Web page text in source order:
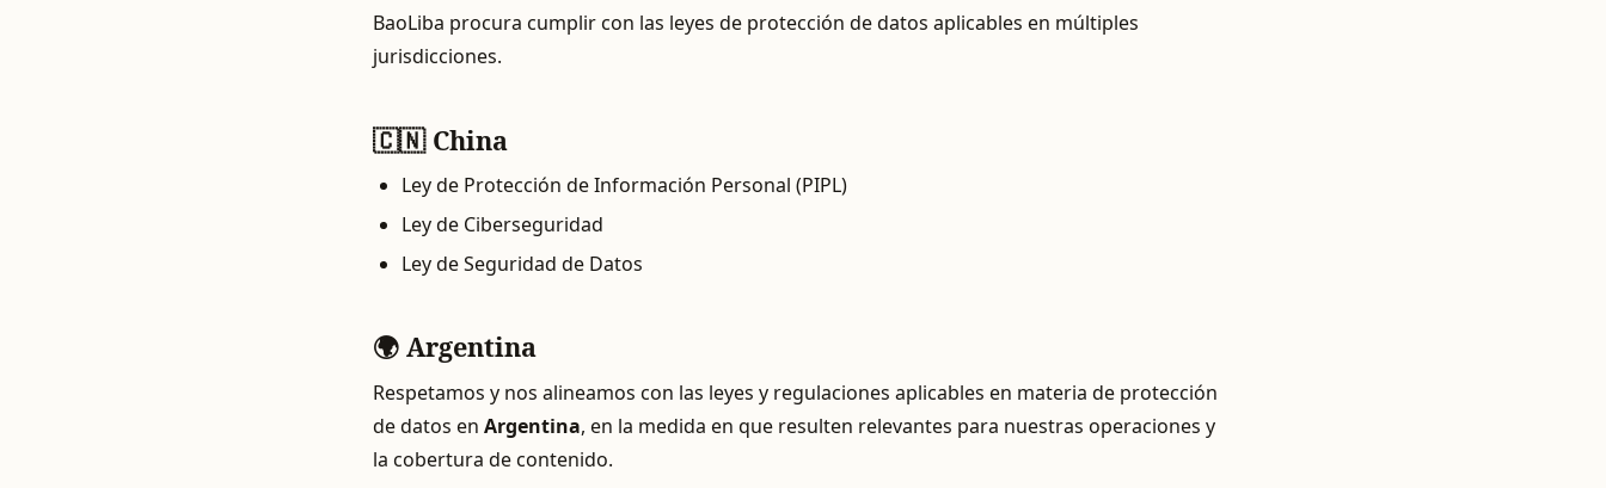
BaoLiba procura cumplir con las leyes de protección de datos aplicables en múltiples
jurisdicciones.
🇨🇳 China
Ley de Protección de Información Personal (PIPL)
Ley de Ciberseguridad
Ley de Seguridad de Datos
🌍 Argentina
Respetamos y nos alineamos con las leyes y regulaciones aplicables en materia de protección
de datos en Argentina, en la medida en que resulten relevantes para nuestras operaciones y
la cobertura de contenido.